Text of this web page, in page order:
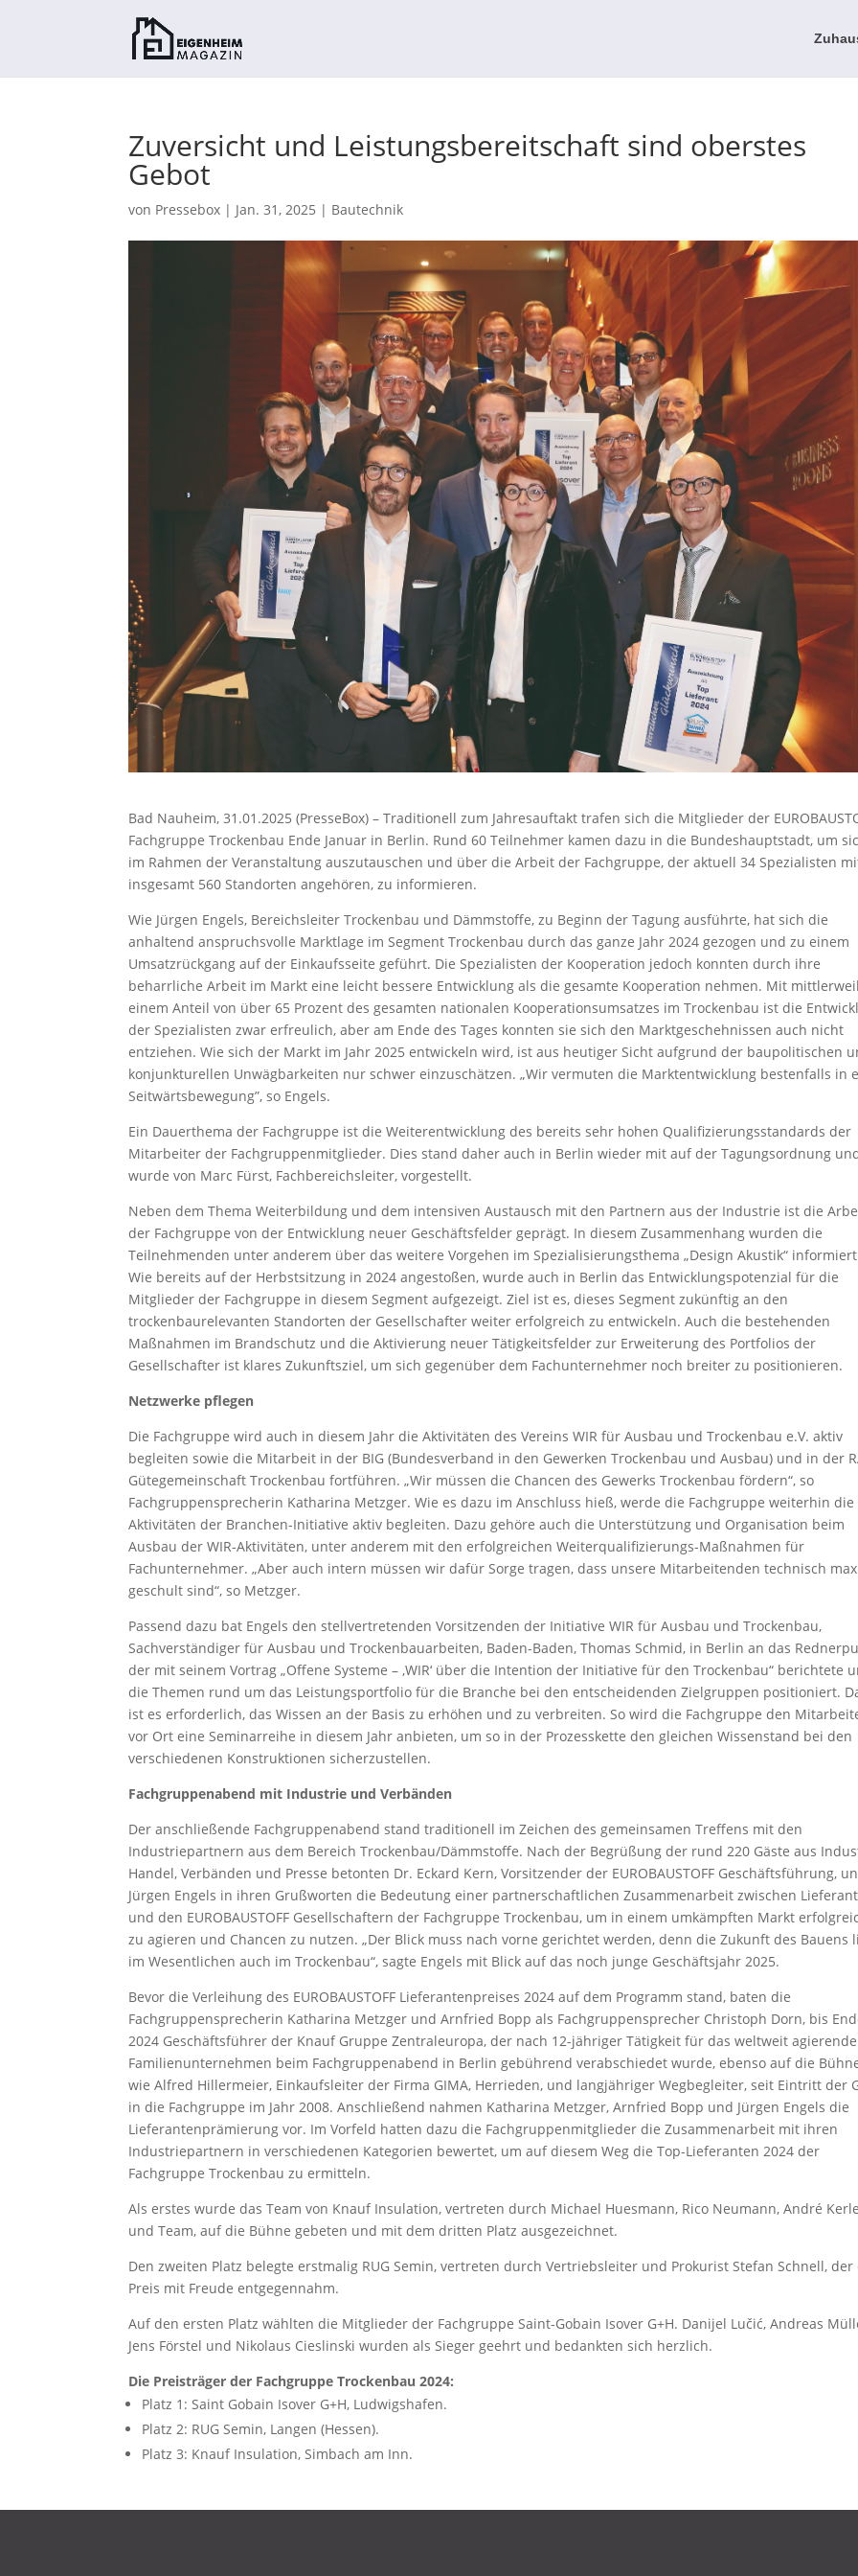
Zuversicht und Leistungsbereitschaft sind oberstes
Gebot
von Pressebox | Jan. 31, 2025 | Bautechnik
Bad Nauheim, 31.01.2025 (PresseBox) – Traditionell zum Jahresauftakt trafen sich die Mitglieder der
Fachgruppe Trockenbau Ende Januar in Berlin. Rund 60 Teilnehmer kamen dazu in die Bundeshauptstadt, um
im Rahmen der Veranstaltung auszutauschen und über die Arbeit der Fachgruppe, der aktuell 34 Spezialisten
insgesamt 560 Standorten angehören, zu informieren.
Wie Jürgen Engels, Bereichsleiter Trockenbau und Dämmstoffe, zu Beginn der Tagung ausführte, hat sich die
anhaltend anspruchsvolle Marktlage im Segment Trockenbau durch das ganze Jahr 2024 gezogen und zu einem
Umsatzrückgang auf der Einkaufsseite geführt. Die Spezialisten der Kooperation jedoch konnten durch ihre
beharrliche Arbeit im Markt eine leicht bessere Entwicklung als die gesamte Kooperation nehmen. Mit
einem Anteil von über 65 Prozent des gesamten nationalen Kooperationsumsatzes im Trockenbau ist die
der Spezialisten zwar erfreulich, aber am Ende des Tages konnten sie sich den Marktgeschehnissen auch nicht
entziehen. Wie sich der Markt im Jahr 2025 entwickeln wird, ist aus heutiger Sicht aufgrund der baupolitischen
konjunkturellen Unwägbarkeiten nur schwer einzuschätzen. „Wir vermuten die Marktentwicklung bestenfalls in
Seitwärtsbewegung”, so Engels.
Ein Dauerthema der Fachgruppe ist die Weiterentwicklung des bereits sehr hohen Qualifizierungsstandards der
Mitarbeiter der Fachgruppenmitglieder. Dies stand daher auch in Berlin wieder mit auf der Tagungsordnung
wurde von Marc Fürst, Fachbereichsleiter, vorgestellt.
Neben dem Thema Weiterbildung und dem intensiven Austausch mit den Partnern aus der Industrie ist die
der Fachgruppe von der Entwicklung neuer Geschäftsfelder geprägt. In diesem Zusammenhang wurden die
Teilnehmenden unter anderem über das weitere Vorgehen im Spezialisierungsthema „Design Akustik“
Wie bereits auf der Herbstsitzung in 2024 angestoßen, wurde auch in Berlin das Entwicklungspotenzial für die
Mitglieder der Fachgruppe in diesem Segment aufgezeigt. Ziel ist es, dieses Segment zukünftig an den
trockenbaurelevanten Standorten der Gesellschafter weiter erfolgreich zu entwickeln. Auch die bestehenden
Maßnahmen im Brandschutz und die Aktivierung neuer Tätigkeitsfelder zur Erweiterung des Portfolios der
Gesellschafter ist klares Zukunftsziel, um sich gegenüber dem Fachunternehmer noch breiter zu positionieren.
Netzwerke pflegen
Die Fachgruppe wird auch in diesem Jahr die Aktivitäten des Vereins WIR für Ausbau und Trockenbau e.V. aktiv
begleiten sowie die Mitarbeit in der BIG (Bundesverband in den Gewerken Trockenbau und Ausbau) und in der
Gütegemeinschaft Trockenbau fortführen. „Wir müssen die Chancen des Gewerks Trockenbau fördern“, so
Fachgruppensprecherin Katharina Metzger. Wie es dazu im Anschluss hieß, werde die Fachgruppe weiterhin die
Aktivitäten der Branchen-Initiative aktiv begleiten. Dazu gehöre auch die Unterstützung und Organisation beim
Ausbau der WIR-Aktivitäten, unter anderem mit den erfolgreichen Weiterqualifizierungs-Maßnahmen für
Fachunternehmer. „Aber auch intern müssen wir dafür Sorge tragen, dass unsere Mitarbeitenden technisch
geschult sind“, so Metzger.
Passend dazu bat Engels den stellvertretenden Vorsitzenden der Initiative WIR für Ausbau und Trockenbau,
Sachverständiger für Ausbau und Trockenbauarbeiten, Baden-Baden, Thomas Schmid, in Berlin an das
der mit seinem Vortrag „Offene Systeme – ‚WIR‘ über die Intention der Initiative für den Trockenbau“ berichtete
die Themen rund um das Leistungsportfolio für die Branche bei den entscheidenden Zielgruppen positioniert.
ist es erforderlich, das Wissen an der Basis zu erhöhen und zu verbreiten. So wird die Fachgruppe den
vor Ort eine Seminarreihe in diesem Jahr anbieten, um so in der Prozesskette den gleichen Wissenstand bei den
verschiedenen Konstruktionen sicherzustellen.
Fachgruppenabend mit Industrie und Verbänden
Der anschließende Fachgruppenabend stand traditionell im Zeichen des gemeinsamen Treffens mit den
Industriepartnern aus dem Bereich Trockenbau/Dämmstoffe. Nach der Begrüßung der rund 220 Gäste aus
Handel, Verbänden und Presse betonten Dr. Eckard Kern, Vorsitzender der EUROBAUSTOFF Geschäftsführung,
Jürgen Engels in ihren Grußworten die Bedeutung einer partnerschaftlichen Zusammenarbeit zwischen
und den EUROBAUSTOFF Gesellschaftern der Fachgruppe Trockenbau, um in einem umkämpften Markt
zu agieren und Chancen zu nutzen. „Der Blick muss nach vorne gerichtet werden, denn die Zukunft des Bauens
im Wesentlichen auch im Trockenbau“, sagte Engels mit Blick auf das noch junge Geschäftsjahr 2025.
Bevor die Verleihung des EUROBAUSTOFF Lieferantenpreises 2024 auf dem Programm stand, baten die
Fachgruppensprecherin Katharina Metzger und Arnfried Bopp als Fachgruppensprecher Christoph Dorn, bis
2024 Geschäftsführer der Knauf Gruppe Zentraleuropa, der nach 12-jähriger Tätigkeit für das weltweit agierende
Familienunternehmen beim Fachgruppenabend in Berlin gebührend verabschiedet wurde, ebenso auf die
wie Alfred Hillermeier, Einkaufsleiter der Firma GIMA, Herrieden, und langjähriger Wegbegleiter, seit Eintritt der
in die Fachgruppe im Jahr 2008. Anschließend nahmen Katharina Metzger, Arnfried Bopp und Jürgen Engels die
Lieferantenprämierung vor. Im Vorfeld hatten dazu die Fachgruppenmitglieder die Zusammenarbeit mit ihren
Industriepartnern in verschiedenen Kategorien bewertet, um auf diesem Weg die Top-Lieferanten 2024 der
Fachgruppe Trockenbau zu ermitteln.
Als erstes wurde das Team von Knauf Insulation, vertreten durch Michael Huesmann, Rico Neumann, André Kerle
und Team, auf die Bühne gebeten und mit dem dritten Platz ausgezeichnet.
Den zweiten Platz belegte erstmalig RUG Semin, vertreten durch Vertriebsleiter und Prokurist Stefan Schnell, der
Preis mit Freude entgegennahm.
Auf den ersten Platz wählten die Mitglieder der Fachgruppe Saint-Gobain Isover G+H. Danijel Lučić, Andreas
Jens Förstel und Nikolaus Cieslinski wurden als Sieger geehrt und bedankten sich herzlich.
Die Preisträger der Fachgruppe Trockenbau 2024:
Platz 1: Saint Gobain Isover G+H, Ludwigshafen.
Platz 2: RUG Semin, Langen (Hessen).
Platz 3: Knauf Insulation, Simbach am Inn.